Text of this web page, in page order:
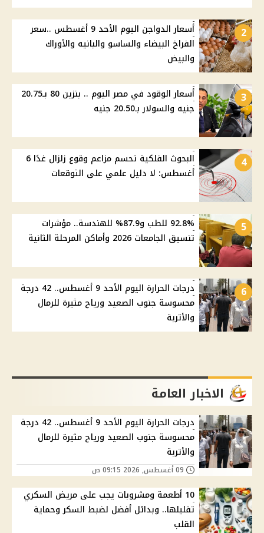
2
أسعار الدواجن اليوم الأحد 9 أغسطس ..سعر
الفراخ البيضاء والساسو والبانيه والأوراك
والبيض
3
أسعار الوقود في مصر اليوم .. بنزين 80 بـ20.75
جنيه والسولار بـ20.50 جنيه
4
البحوث الفلكية تحسم مزاعم وقوع زلزال غدًا 6
أغسطس: لا دليل علمي على التوقعات
5
92.8% للطب و87.9% للهندسة.. مؤشرات
تنسيق الجامعات 2026 وأماكن المرحلة الثانية
6
درجات الحرارة اليوم الأحد 9 أغسطس.. 42 درجة
محسوسة جنوب الصعيد ورياح مثيرة للرمال
والأتربة
الاخبار العامة
درجات الحرارة اليوم الأحد 9 أغسطس.. 42 درجة
محسوسة جنوب الصعيد ورياح مثيرة للرمال
والأتربة
10 أطعمة ومشروبات يجب على مريض السكري
تقليلها.. وبدائل أفضل لضبط السكر وحماية
القلب